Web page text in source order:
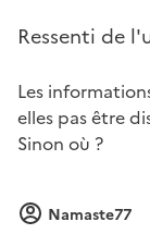
Ressenti de
Les
elles pas être
Sinon où ?
Namaste77